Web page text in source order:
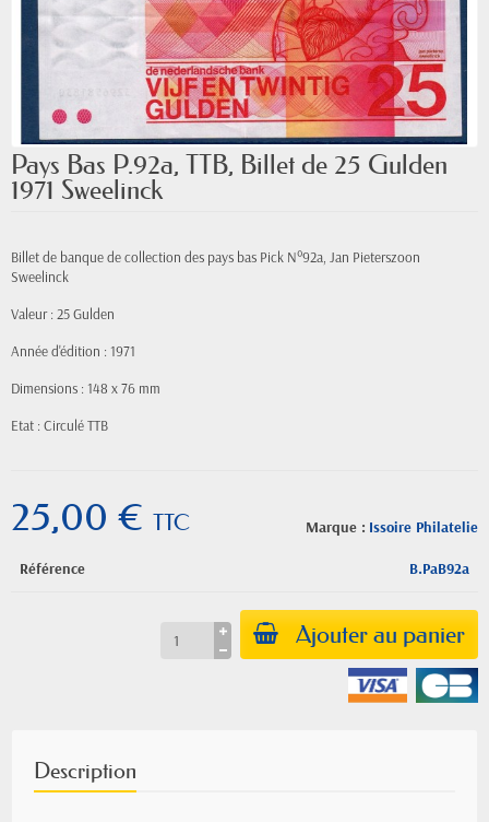
Pays Bas P.92a, TTB, Billet de 25 Gulden
1971 Sweelinck
Billet de banque de collection des pays bas Pick N°92a, Jan Pieterszoon
Sweelinck
Valeur : 25 Gulden
Année d'édition : 1971
Dimensions : 148 x 76 mm
Etat : Circulé TTB
Marque : Issoire Philatelie
25,00 € TTC
Référence B.PaB92a
Ajouter au panier
Description